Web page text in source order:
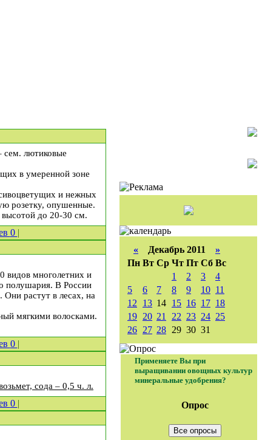
сем. лютиковые
в умеренной зоне
и нежных
розетку, опушенные.
высотой до 20-30 см.
0 |
видов многолетних и
полушария. В России
растут в лесах, на
мягкими волосками.
0 |
сода – 0,5 ч. л.
0 |
« Декабрь 2011 »
Пн Вт Ср Чт Пт Сб Вс
1
2 3
4
5
6 7 8 9 10 11
12
13 14 15 16 17 18
19 20 21 22 23 24 25
26 27 28 29 30 31
Применяете Вы при
выращивании овощных культур
минеральные удобрения?
Опрос
Все опросы